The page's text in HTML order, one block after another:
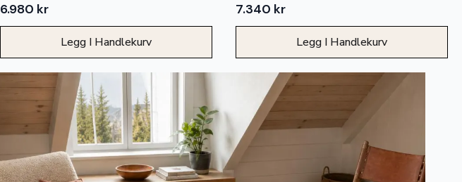
6.980 kr
Legg I Handlekurv
7.340 kr
Legg I Handlekurv